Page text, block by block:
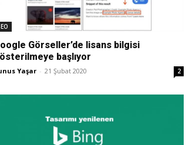
ASO,
Tasarım,
Görseller’de lisans bilgisi
başlıyor
Yaşar - 21 Şubat 2020 2